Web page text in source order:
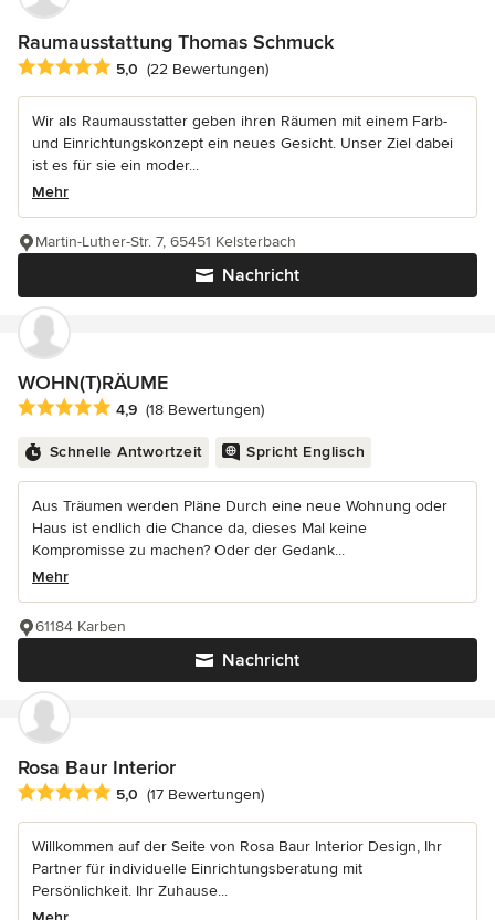
Raumausstattung Thomas Schmuck
Durchschnittliche Bewertung: 5 von 5 Sternen
5,0 (22 Bewertungen)
Wir als Raumausstatter geben ihren Räumen mit einem Farb-
und Einrichtungskonzept ein neues Gesicht. Unser Ziel dabei
ist es für sie ein moder...
Mehr
Nachricht
Martin-Luther-Str. 7, 65451 Kelsterbach
WOHN(T)RÄUME
Durchschnittliche Bewertung: 4.9 von 5 Sternen
4,9 (18 Bewertungen)
Schnelle Antwortzeit Spricht Englisch
Aus Träumen werden Pläne Durch eine neue Wohnung oder
Haus ist endlich die Chance da, dieses Mal keine
Kompromisse zu machen? Oder der Gedank...
Mehr
Nachricht
61184 Karben
Rosa Baur Interior
Durchschnittliche Bewertung: 5 von 5 Sternen
5,0 (17 Bewertungen)
Willkommen auf der Seite von Rosa Baur Interior Design, Ihr
Partner für individuelle Einrichtungsberatung mit
Persönlichkeit. Ihr Zuhause...